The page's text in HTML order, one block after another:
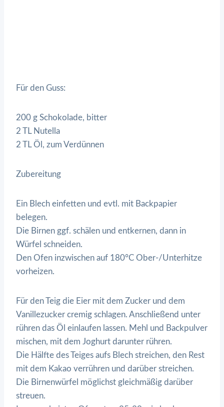
Für den Guss:
200 g Schokolade, bitter
2 TL Nutella
2 TL Öl, zum Verdünnen
Zubereitung
Ein Blech einfetten und evtl. mit Backpapier
belegen.
Die Birnen ggf. schälen und entkernen, dann in
Würfel schneiden.
Den Ofen inzwischen auf 180°C Ober-/Unterhitze
vorheizen.
Für den Teig die Eier mit dem Zucker und dem
Vanillezucker cremig schlagen. Anschließend unter
rühren das Öl einlaufen lassen. Mehl und Backpulver
mischen, mit dem Joghurt darunter rühren.
Die Hälfte des Teiges aufs Blech streichen, den Rest
mit dem Kakao verrühren und darüber streichen.
Die Birnenwürfel möglichst gleichmäßig darüber
streuen.